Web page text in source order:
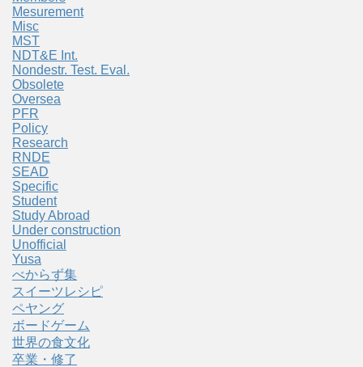
Mesurement
Misc
MST
NDT&E Int.
Nondestr. Test. Eval.
Obsolete
Oversea
PFR
Policy
Research
RNDE
SEAD
Specific
Student
Study Abroad
Under construction
Unofficial
Yusa
べからず集
スイーツレシピ
ペヤング
ボードゲーム
世界の食文化
卒業・修了